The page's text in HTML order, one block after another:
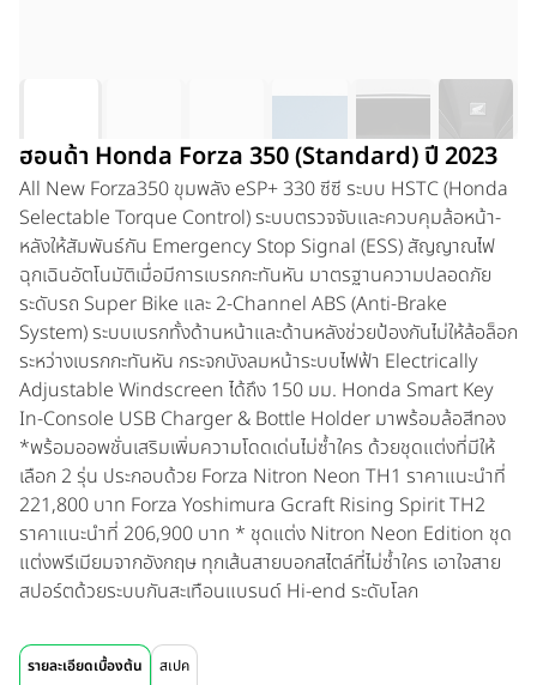
ฮอนด้า Honda Forza 350 (Standard) ปี 2023
All New Forza350 ขุมพลัง eSP+ 330 ซีซี ระบบ HSTC (Honda
Selectable Torque Control) ระบบตรวจจับและควบคุมล้อหน้า-
หลังให้สัมพันธ์กัน Emergency Stop Signal (ESS) สัญญาณไฟ
ฉุกเฉินอัตโนมัติเมื่อมีการเบรกกะทันหัน มาตรฐานความปลอดภัย
ระดับรถ Super Bike และ 2-Channel ABS (Anti-Brake
System) ระบบเบรกทั้งด้านหน้าและด้านหลังช่วยป้องกันไม่ให้ล้อล็อก
ระหว่างเบรกกะทันหัน กระจกบังลมหน้าระบบไฟฟ้า Electrically
Adjustable Windscreen ได้ถึง 150 มม. Honda Smart Key
In-Console USB Charger & Bottle Holder มาพร้อมล้อสีทอง
*พร้อมออพชั่นเสริมเพิ่มความโดดเด่นไม่ซ้ำใคร ด้วยชุดแต่งที่มีให้
เลือก 2 รุ่น ประกอบด้วย Forza Nitron Neon TH1 ราคาแนะนำที่
221,800 บาท Forza Yoshimura Gcraft Rising Spirit TH2
ราคาแนะนำที่ 206,900 บาท * ชุดแต่ง Nitron Neon Edition ชุด
แต่งพรีเมียมจากอังกฤษ ทุกเส้นสายบอกสไตล์ที่ไม่ซ้ำใคร เอาใจสาย
สปอร์ตด้วยระบบกันสะเทือนแบรนด์ Hi-end ระดับโลก
รายละเอียดเบื้องต้น สเปค